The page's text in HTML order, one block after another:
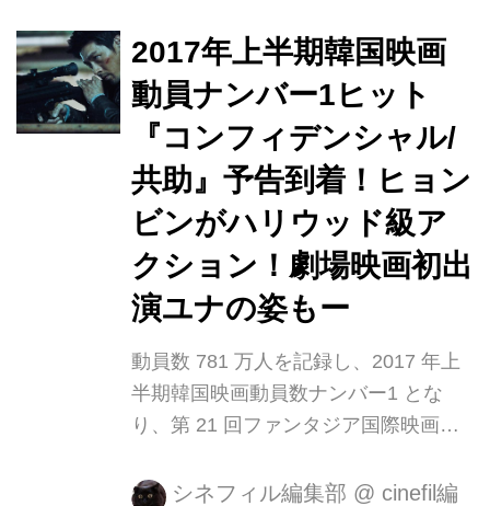
【コンフィデンシャル／共助】の日本
のファンの皆様へのメッセージ動画が
cinefilに到着いたしました。 本作の主
演にしてスタイリッシュなアクション
で魅せるのはドラマ「シークレット・
ガーデン」で日本でも圧倒的人気を獲
得したヒョンビン、上司の裏切りによ
り妻と仲間を殺され、復讐に燃える北
朝鮮の最強エリート刑...
2017年上半期韓国映画
動員ナンバー1ヒット
『コンフィデンシャル/
共助』予告到着！ヒョン
ビンがハリウッド級ア
クション！劇場映画初出
演ユナの姿もー
動員数 781 万人を記録し、2017 年上
半期韓国映画動員数ナンバー1 とな
り、第 21 回ファンタジア国際映画祭
ヒットアクションエンターテインメン
シネフィル編集部 @ cinefil編